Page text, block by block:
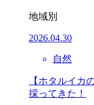
地域別
2026.04.30
自然
【ホタルイカ
採ってきた！